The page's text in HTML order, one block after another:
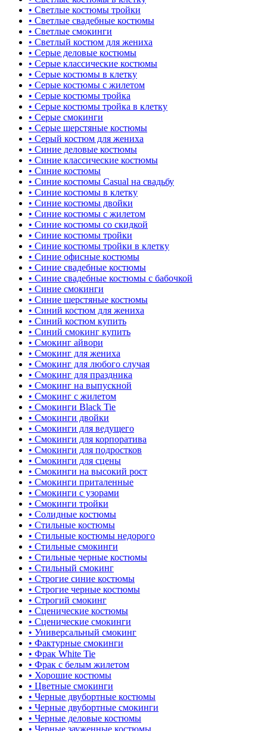
• Светлые костюмы тройки
• Светлые свадебные костюмы
• Светлые смокинги
• Светлый костюм для жениха
• Серые деловые костюмы
• Серые классические костюмы
• Серые костюмы в клетку
• Серые костюмы с жилетом
• Серые костюмы тройка
• Серые костюмы тройка в клетку
• Серые смокинги
• Серые шерстяные костюмы
• Серый костюм для жениха
• Синие деловые костюмы
• Синие классические костюмы
• Синие костюмы
• Синие костюмы Casual на свадьбу
• Синие костюмы в клетку
• Синие костюмы двойки
• Синие костюмы с жилетом
• Синие костюмы со скидкой
• Синие костюмы тройки
• Синие костюмы тройки в клетку
• Синие офисные костюмы
• Синие свадебные костюмы
• Синие свадебные костюмы с бабочкой
• Синие смокинги
• Синие шерстяные костюмы
• Синий костюм для жениха
• Синий костюм купить
• Синий смокинг купить
• Смокинг айвори
• Смокинг для жениха
• Смокинг для любого случая
• Смокинг для праздника
• Смокинг на выпускной
• Смокинг с жилетом
• Смокинги Black Tie
• Смокинги двойки
• Смокинги для ведущего
• Смокинги для корпоратива
• Смокинги для подростков
• Смокинги для сцены
• Смокинги на высокий рост
• Смокинги приталенные
• Смокинги с узорами
• Смокинги тройки
• Солидные костюмы
• Стильные костюмы
• Стильные костюмы недорого
• Стильные смокинги
• Стильные черные костюмы
• Стильный смокинг
• Строгие синие костюмы
• Строгие черные костюмы
• Строгий смокинг
• Сценические костюмы
• Сценические смокинги
• Универсальный смокинг
• Фактурные смокинги
• Фрак White Tie
• Фрак с белым жилетом
• Хорошие костюмы
• Цветные смокинги
• Черные двубортные костюмы
• Черные двубортные смокинги
• Черные деловые костюмы
• Черные зауженные костюмы